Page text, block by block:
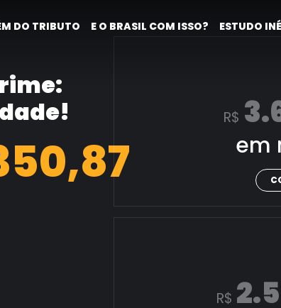
DO TRIBUTO E O BRASIL COM ISSO? ESTUDO
R$
em
R$